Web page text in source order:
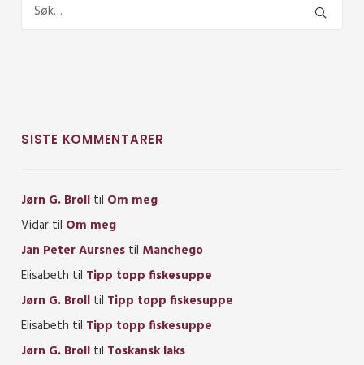
SISTE KOMMENTARER
Jørn G. Broll til Om meg
Vidar til Om meg
Jan Peter Aursnes til Manchego
Elisabeth til Tipp topp fiskesuppe
Jørn G. Broll til Tipp topp fiskesuppe
Elisabeth til Tipp topp fiskesuppe
Jørn G. Broll til Toskansk laks